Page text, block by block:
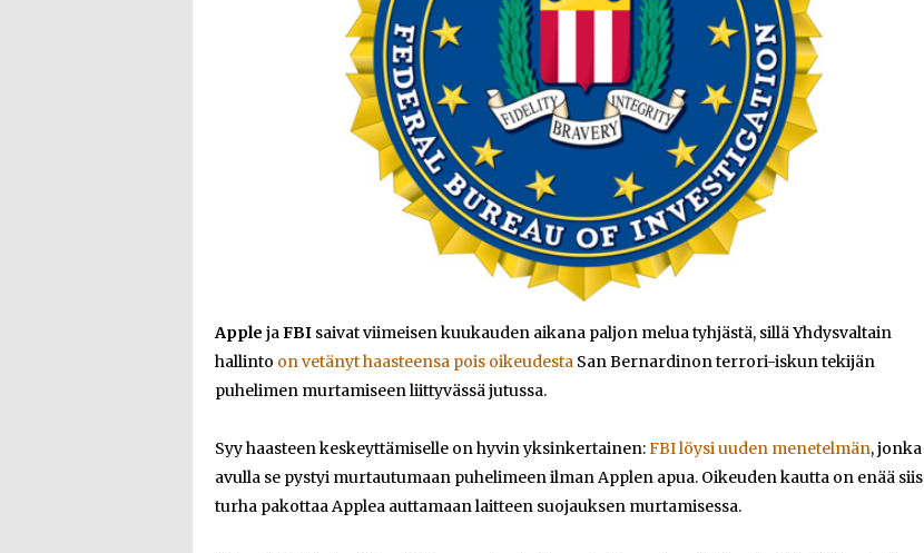
Apple jaFBI saivat viimeisen kuukauden aikana paljon melua tyhjästä, sillä Yhdysvaltain
hallinto on vetänyt haasteensa pois oikeudesta San Bernardinon terrori-iskun tekijän
puhelimen murtamiseen liittyvässä jutussa.
Syy haasteen keskeyttämiselle on hyvin yksinkertainen:FBI löysi uuden menetelmän, jonka
avulla se pystyi murtautumaan puhelimeen ilman Applen apua. Oikeuden kautta on enää siis
turha pakottaa Applea auttamaan laitteen suojauksen murtamisessa.